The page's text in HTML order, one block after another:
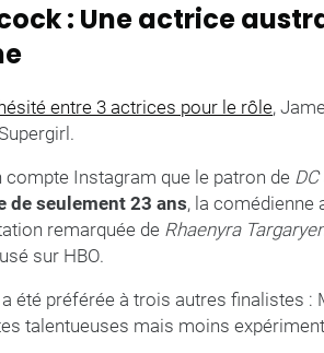
: Une actrice
entre 3 actrices pour le rôle,
compte Instagram que le patron de
de seulement 23 ans, la comédienne
remarquée de Rhaenyra
sur HBO.
été préférée à trois autres finalistes :
talentueuses mais moins